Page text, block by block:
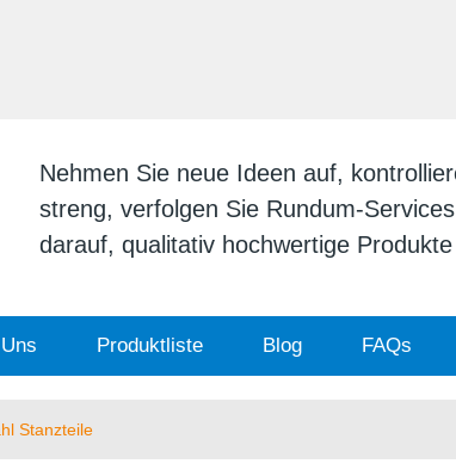
Nehmen Sie neue Ideen auf,
streng, verfolgen Sie Rundum-
darauf, qualitativ hochwertige
Produktliste Blog FAQs
Stanzteile